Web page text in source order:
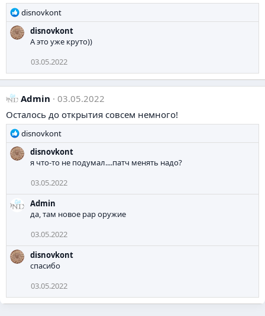
Р
е
а
и
:
disnovkont
disnovkont
А это уже круто))
03.05.2022
Admin
03.05.2022
Осталось до открытия совсем немного!
Р
е
а
и
:
disnovkont
disnovkont
я что-то не подумал....патч менять надо?
03.05.2022
Admin
да, там новое рар оружие
03.05.2022
disnovkont
спасибо
03.05.2022